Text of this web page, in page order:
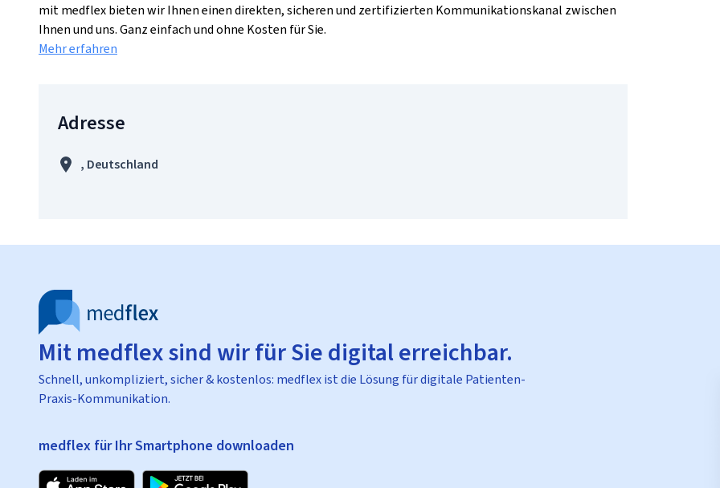
mit medflex bieten wir Ihnen einen direkten, sicheren und zertifizierten Kommunikationskanal zwischen
Ihnen und uns. Ganz einfach und ohne Kosten für Sie.
Mehr erfahren
Adresse
, Deutschland
Mit medflex sind wir für Sie digital erreichbar.
Schnell, unkompliziert, sicher & kostenlos: medflex ist die Lösung für digitale Patienten-
Praxis-Kommunikation.
medflex für Ihr Smartphone downloaden